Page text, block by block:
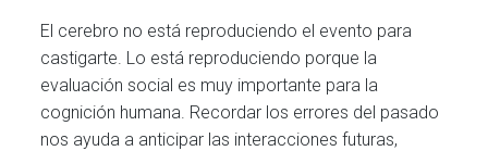
El cerebro no está reproduciendo el evento para
castigarte. Lo está reproduciendo porque la
evaluación social es muy importante para la
cognición humana. Recordar los errores del pasado
nos ayuda a anticipar las interacciones futuras,